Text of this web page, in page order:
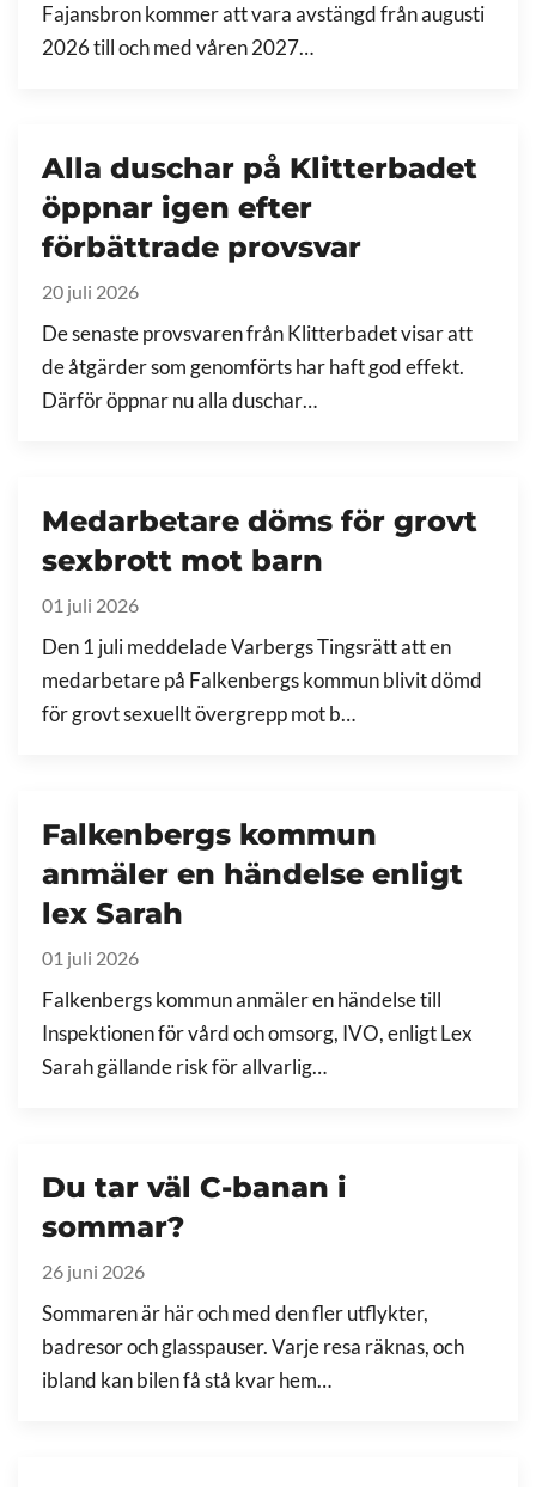
Fajansbron kommer att vara avstängd från augusti
2026 till och med våren 2027…
Alla duschar på Klitterbadet
öppnar igen efter
förbättrade provsvar
20 juli 2026
De senaste provsvaren från Klitterbadet visar att
de åtgärder som genomförts har haft god effekt.
Därför öppnar nu alla duschar…
Medarbetare döms för grovt
sexbrott mot barn
01 juli 2026
Den 1 juli meddelade Varbergs Tingsrätt att en
medarbetare på Falkenbergs kommun blivit dömd
för grovt sexuellt övergrepp mot b…
Falkenbergs kommun
anmäler en händelse enligt
lex Sarah
01 juli 2026
Falkenbergs kommun anmäler en händelse till
Inspektionen för vård och omsorg, IVO, enligt Lex
Sarah gällande risk för allvarlig…
Du tar väl C-banan i
sommar?
26 juni 2026
Sommaren är här och med den fler utflykter,
badresor och glasspauser. Varje resa räknas, och
ibland kan bilen få stå kvar hem…